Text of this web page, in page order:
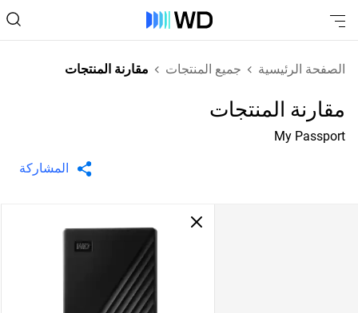
الصفحة الرئيسية جميع المنتجات مقارنة المنتجات
مقارنة المنتجات
My Passport
المشاركة